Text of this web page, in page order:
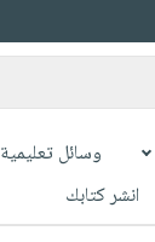
وسائل تعليمية
انشر كتابك